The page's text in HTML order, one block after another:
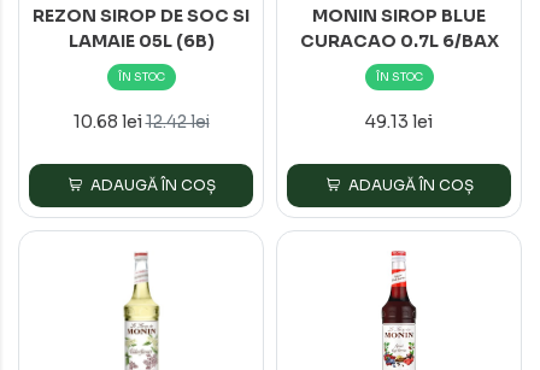
REZON SIROP DE SOC SI
LAMAIE 05L (6B)
ÎN STOC
10.68 lei12.42 lei
ADAUGĂ ÎN COȘ
MONIN SIROP BLUE
CURACAO 0.7L 6/BAX
ÎN STOC
49.13 lei
ADAUGĂ ÎN COȘ